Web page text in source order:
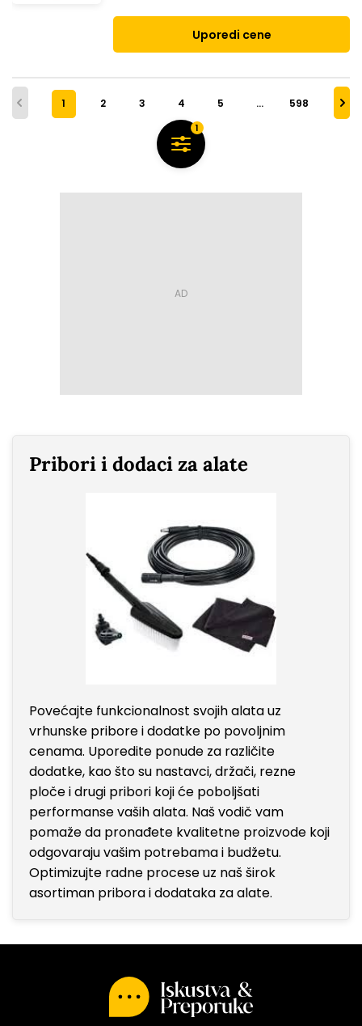
Uporedi cene
1 2 3 4 5 … 598
1
Pribori i dodaci za alate
Povećajte funkcionalnost svojih alata uz
vrhunske pribore i dodatke po povoljnim
cenama. Uporedite ponude za različite
dodatke, kao što su nastavci, držači, rezne
ploče i drugi pribori koji će poboljšati
performanse vaših alata. Naš vodič vam
pomaže da pronađete kvalitetne proizvode koji
odgovaraju vašim potrebama i budžetu.
Optimizujte radne procese uz naš širok
asortiman pribora i dodataka za alate.